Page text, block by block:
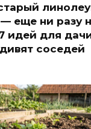
еще ни разу
идей для
соседей